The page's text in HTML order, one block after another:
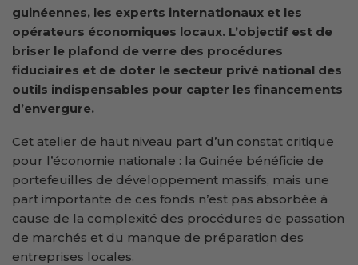
guinéennes, les experts internationaux et les
opérateurs économiques locaux. L’objectif est de
briser le plafond de verre des procédures
fiduciaires et de doter le secteur privé national des
outils indispensables pour capter les financements
d’envergure.
Cet atelier de haut niveau part d’un constat critique
pour l’économie nationale : la Guinée bénéficie de
portefeuilles de développement massifs, mais une
part importante de ces fonds n’est pas absorbée à
cause de la complexité des procédures de passation
de marchés et du manque de préparation des
entreprises locales.